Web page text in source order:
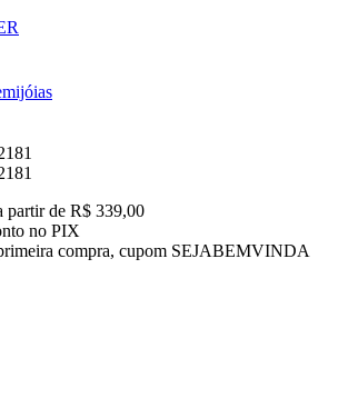
partir de R$ 339,00
no PIX
compra, cupom SEJABEMVINDA